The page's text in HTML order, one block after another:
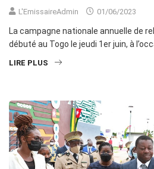
L'EmissaireAdmin 01/06/2023
La campagne nationale annuelle de
débuté au Togo le jeudi 1er juin, à
LIRE PLUS